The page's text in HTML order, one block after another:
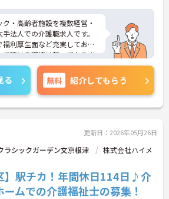
・高齢者施設を複数経営・
法人での介護職求人です。
利厚生面など充実してお
頂ける環境は整っておりま
くワークライフバランスも
の時間も大切にして頂けま
気軽にお問い合わせくださ
る 無料 紹介してもらう
更新日：2026年05月26日
ラシックガーデン文京根津
株式会社ハイメ
】駅チカ！年間休日114日♪介
ムでの介護福祉士の募集！